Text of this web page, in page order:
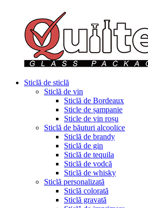
Sticlă de sticlă
Sticlă de vin
Sticlă de Bordeaux
Sticle de șampanie
Sticle de vin roșu
Sticlă de băuturi alcoolice
Sticlă de brandy
Sticlă de gin
Sticlă de tequila
Sticlă de vodcă
Sticlă de whisky
Sticlă personalizată
Sticlă colorată
Sticlă gravată